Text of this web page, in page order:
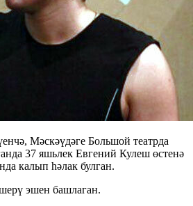
Мәскәүдәге Большой театрда
37 яшьлек Евгений Кулеш өстенә
калып һәлак булган.
эшен башлаган.